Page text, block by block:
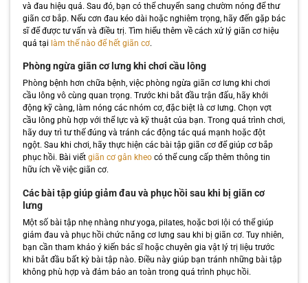
và đau hiệu quả. Sau đó, bạn có thể chuyển sang chườm nóng để thư
giãn cơ bắp. Nếu cơn đau kéo dài hoặc nghiêm trọng, hãy đến gặp bác
sĩ để được tư vấn và điều trị. Tìm hiểu thêm về cách xử lý giãn cơ hiệu
quả tại làm thế nào để hết giãn cơ.
Phòng ngừa giãn cơ lưng khi chơi cầu lông
Phòng bệnh hơn chữa bệnh, việc phòng ngừa giãn cơ lưng khi chơi
cầu lông vô cùng quan trọng. Trước khi bắt đầu trận đấu, hãy khởi
động kỹ càng, làm nóng các nhóm cơ, đặc biệt là cơ lưng. Chọn vợt
cầu lông phù hợp với thể lực và kỹ thuật của bạn. Trong quá trình chơi,
hãy duy trì tư thế đúng và tránh các động tác quá mạnh hoặc đột
ngột. Sau khi chơi, hãy thực hiện các bài tập giãn cơ để giúp cơ bắp
phục hồi. Bài viết giãn cơ gân kheocó thể cung cấp thêm thông tin
hữu ích về việc giãn cơ.
Các bài tập giúp giảm đau và phục hồi sau khi bị giãn cơ
lưng
Một số bài tập nhẹ nhàng như yoga, pilates, hoặc bơi lội có thể giúp
giảm đau và phục hồi chức năng cơ lưng sau khi bị giãn cơ. Tuy nhiên,
bạn cần tham khảo ý kiến bác sĩ hoặc chuyên gia vật lý trị liệu trước
khi bắt đầu bất kỳ bài tập nào. Điều này giúp bạn tránh những bài tập
không phù hợp và đảm bảo an toàn trong quá trình phục hồi.